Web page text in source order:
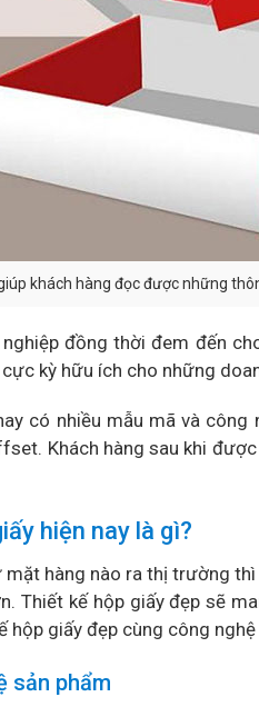
khách hàng đọc được những
đồng thời đem đến
kỳ hữu ích cho những
có nhiều mẫu mã và công
Khách hàng sau khi
hiện nay là gì?
mặt hàng nào ra thị trường
Thiết kế hộp giấy đẹp sẽ
hộp giấy đẹp cùng công
sản phẩm